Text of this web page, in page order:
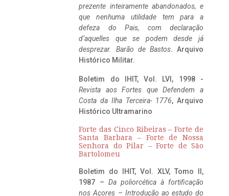
prezente inteiramente abandonados, e
que nenhuma utilidade tem para a
defeza do Pais, com declaração
d’aquelles que se podem desde já
desprezar. Barão de Bastos. Arquivo
Histórico Militar.
Boletim do IHIT, Vol. LVI, 1998 -
Revista aos Fortes que Defendem a
Costa da Ilha Terceira- 1776, Arquivo
Histórico Ultramarino
Forte das Cinco Ribeiras – Forte de
Santa Barbara – Forte de Nossa
Senhora do Pilar – Forte de São
Bartolomeu
Boletim do IHIT, Vol. XLV, Tomo II,
1987 – Da poliorcética à fortificação
nos Açores – Introdução ao estudo do